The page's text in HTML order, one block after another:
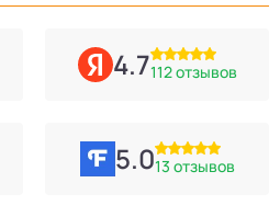
4.7112 отзывов
5.013 отзывов